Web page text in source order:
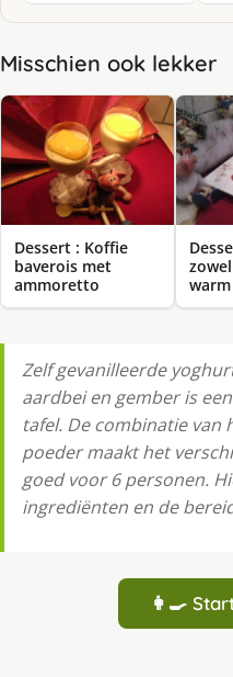
Misschien ook lekker
Dessert : Koffie
baverois met
ammoretto
warm
Zelf gevanilleerde
aardbei en gember is
tafel. De combinatie van
poeder maakt het
goed voor 6 personen.
ingrediënten en de
👩‍🍳